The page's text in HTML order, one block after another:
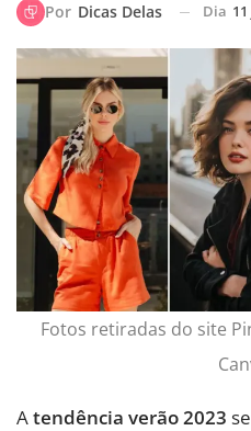
Por Dicas Delas Dia
Fotos retiradas do site
Atendência verão 2023